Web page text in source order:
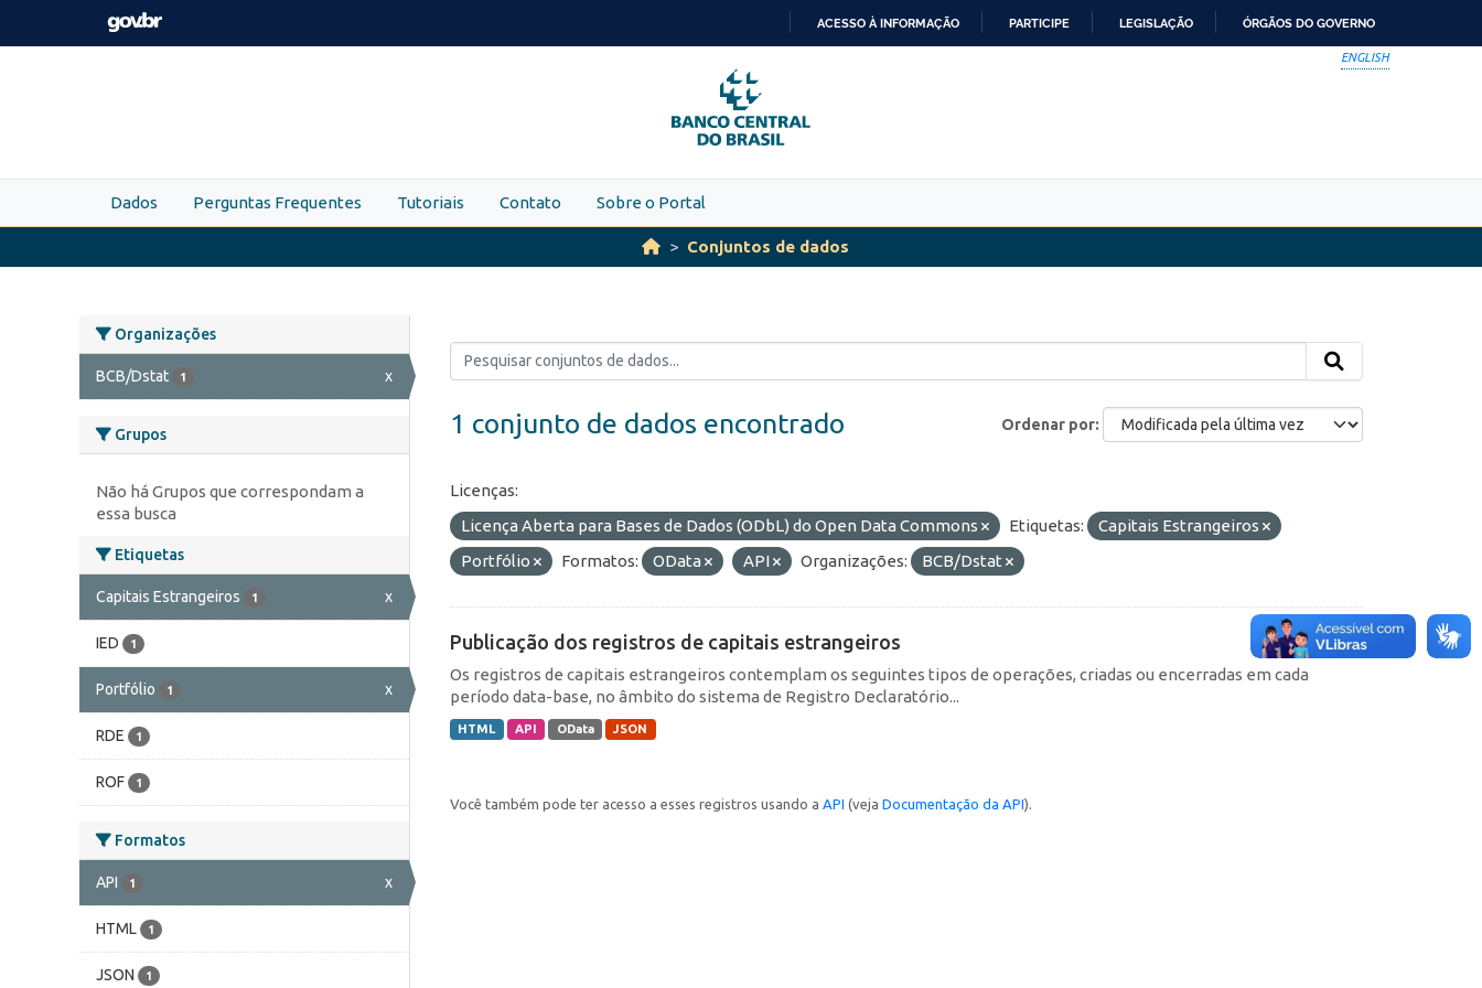
Skip to main content
PARA
O
CONTEÚDO
ACESSO À INFORMAÇÃO PARTICIPE LEGISLAÇÃO ÓRGÃOS DO GOVERNO
ENGLISH
Dados Perguntas Frequentes Tutoriais Contato Sobre o Portal
Conjuntos de dados
Organizações
BCB/Dstat 1 x
Grupos
Não há Grupos que correspondam a
essa busca
Etiquetas
Capitais Estrangeiros 1 x
IED 1
Portfólio 1 x
RDE 1
ROF 1
Formatos
API 1 x
HTML 1
JSON 1
Ordenar por
1 conjunto de dados encontrado
Licenças:
Licença Aberta para Bases de Dados (ODbL) do Open Data Commons
Etiquetas:
Capitais Estrangeiros
Portfólio
Formatos: OData API Organizações: BCB/Dstat
Publicação dos registros de capitais estrangeiros
Os registros de capitais estrangeiros contemplam os seguintes tipos de operações, criadas ou encerradas em cada
período data-base, no âmbito do sistema de Registro Declaratório...
HTML API OData JSON
Você também pode ter acesso a esses registros usando a API (veja Documentação da API).